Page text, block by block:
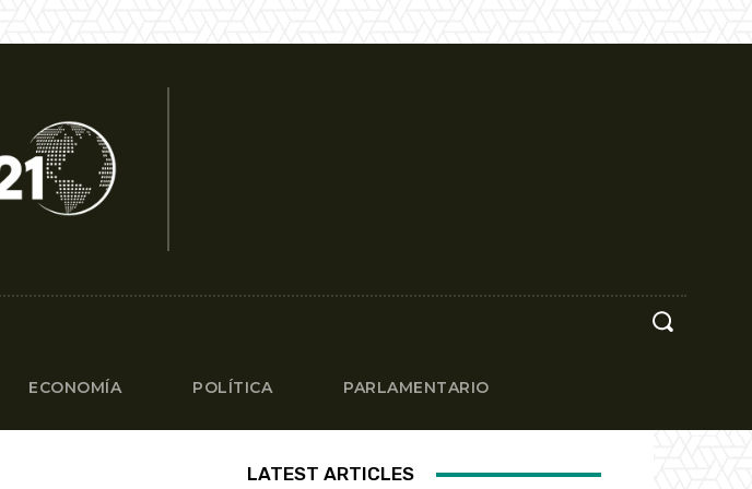
ECONOMÍA POLÍTICA PARLAMENTARIO
LATEST ARTICLES